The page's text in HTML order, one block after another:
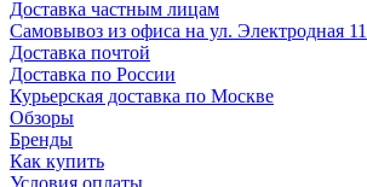
Доставка частным лицам
Самовывоз из офиса на ул. Электродная 11
Доставка почтой
Доставка по России
Курьерская доставка по Москве
Обзоры
Бренды
Как купить
Условия оплаты